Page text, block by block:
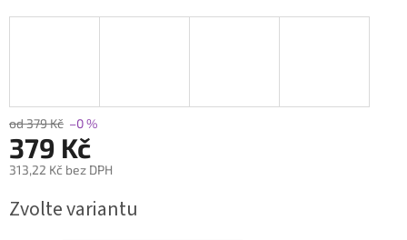
od 379 Kč –0 %
379 Kč
313,22 Kč bez DPH
cena:
Zvolte variantu